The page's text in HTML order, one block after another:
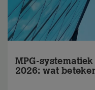
MPG-
2026: wat